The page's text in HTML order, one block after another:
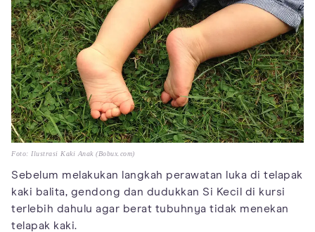
Foto: Ilustrasi Kaki Anak (Bobux.com)
Sebelum melakukan langkah perawatan luka di telapak
kaki balita, gendong dan dudukkan Si Kecil di kursi
terlebih dahulu agar berat tubuhnya tidak menekan
telapak kaki.